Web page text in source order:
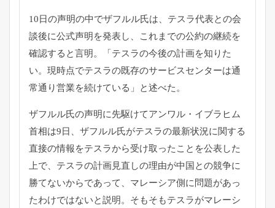
10日の声明の中でザフルル氏は、テスラ代表との会
談後に公式声明を発表し、これまでの公約の継続を
確認すると言明。「テスラの今後の計画を知りた
い。現時点でテスラの既存のサービスセンターは通
常通り営業を続けている」と述べた。
ザフルル氏の声明に先駆けてアンワル・イブラヒム
首相は9日、ザフルル氏がテスラの最新状況に関する
直接の情報をテスラから受け取ったことを公表した
上で、テスラの計画見直しの理由が中国との競争に
勝てないからであって、マレーシア側に問題があっ
たわけではないと説明。そもそもテスラがマレーシ